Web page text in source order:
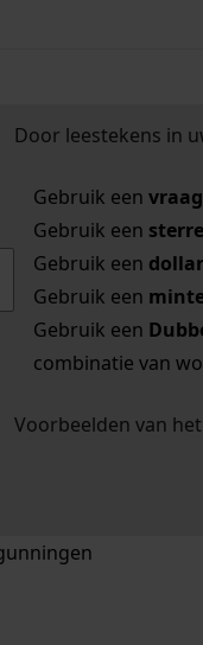
Door leestekens in
Gebruik een
Gebruik een
Gebruik een
Gebruik een
Gebruik een
combinatie van
Voorbeelden van